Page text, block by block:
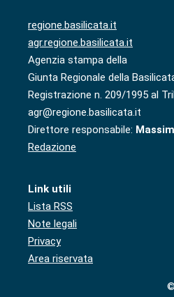
regione.basilicata.it
agr.regione.basilicata.it
Agenzia stampa della
Giunta Regionale della
Registrazione n. 209/1995 al
agr@regione.basilicata.it
Direttore responsabile:
Redazione
Link utili
Lista RSS
Note legali
Privacy
Area riservata